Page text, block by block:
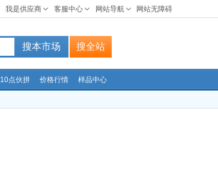
搜本市场 搜全站
10点伙拼 价格行情 样品中心